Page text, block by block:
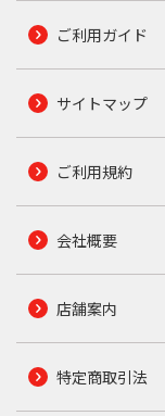
ご利用ガイド
サイトマップ
ご利用規約
会社概要
店舗案内
特定商取引法